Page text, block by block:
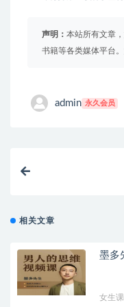
声明： 本站所有文章
书籍等各类媒体平台
admin 永久会员
相关文章
墨多
女生